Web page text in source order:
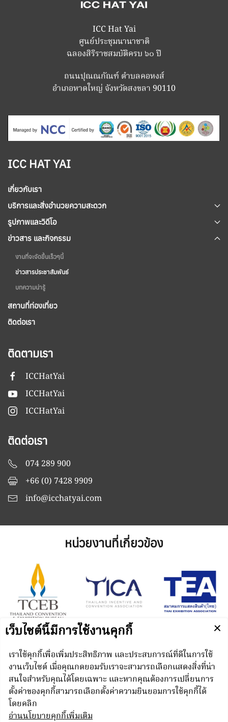
ICC Hat Yai
ศูนย์ประชุมนานาชาติ
ฉลองสิริราชสมบัติครบ ๖๐ ปี
ถนนปุณณกัณฑ์ ตำบลคอหงส์
อำเภอหาดใหญ่ จังหวัดสงขลา 90110
ICC HAT YAI
เกี่ยวกับเรา
บริการและสิ่งอำนวยความสะดวก
รูปภาพและวิดีโอ
ข่าวสาร และกิจกรรม
งานที่จะจัดขึ้นเร็วๆนี้
ข่าวสารประชาสัมพันธ์
บทความน่ารู้
สถานที่ท่องเที่ยว
ติดต่อเรา
ติดตามเรา
ICCHatYai
ICCHatYai
ICCHatYai
ติดต่อเรา
074 289 900
+66 (0) 7428 9909
info@icchatyai.com
หน่วยงานที่เกี่ยวข้อง
Managed by
N.C.C. Management & Development Co., Ltd.
Punnakan Road, Kho Hong, Hat Yai, Songkhla 90110
Thailand
© N.C.C. Management & Development Co., Ltd. All